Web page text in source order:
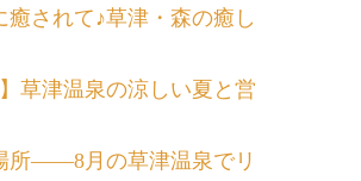
されて♪草津・森の癒し
草津温泉の涼しい夏と営
所――8月の草津温泉でリ